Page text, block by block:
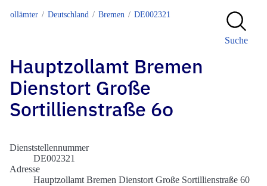
Zollämter Deutschland Bremen DE002321
Suche
Hauptzollamt Bremen
Dienstort Große
Sortillienstraße 60
Dienststellennummer
DE002321
Adresse
Hauptzollamt Bremen Dienstort Große Sortillienstraße 60